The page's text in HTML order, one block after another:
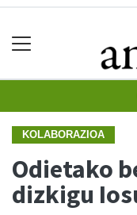
KOLABORAZIOA
Odietako
dizkigu